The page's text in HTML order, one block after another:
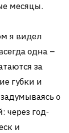
месяцы.
я видел
одна –
за
губки и
о
через год-
и